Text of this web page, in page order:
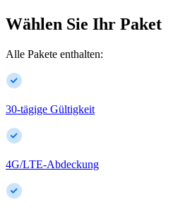
Wählen Sie Ihr Paket
Alle Pakete enthalten:
30-tägige Gültigkeit
4G/LTE-Abdeckung